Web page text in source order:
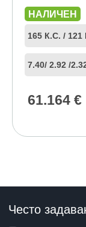
НАЛИЧЕН
165 К.С. / 121
7.40/ 2.92 /
61.164 €
Често